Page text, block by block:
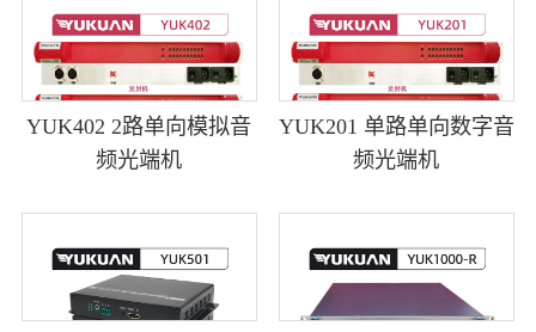
YUK402 2路单向模拟音
频光端机
YUK201 单路单向数字音
频光端机